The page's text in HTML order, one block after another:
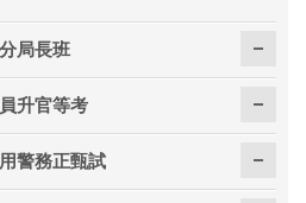
局長班
升官等考
警務正甄試